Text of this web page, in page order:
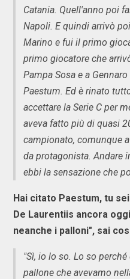
Catania. Quell'anno poi
Napoli. E quindi arrivò
Marino e fui il primo
primo giocatore che
Pampa Sosa e a
Paestum. Ed è rinato
accettare la Serie C per
aveva fatto più di quasi
campionato, comunque
da protagonista. Andare
ebbi la sensazione che
Hai citato Paestum, tu
De Laurentiis ancora
neanche i palloni", sai
"Sì, io lo so. Lo so
pallone che avevamo